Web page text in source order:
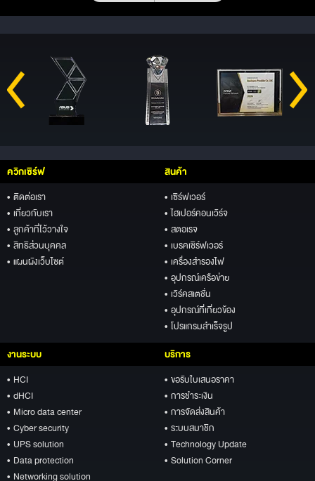
ควิกเซิร์ฟ
• ติดต่อเรา
• เกี่ยวกับเรา
• ลูกค้าที่ไว้วางใจ
• สิทธิส่วนบุคคล
• แผนผังเว็บไซต์
สินค้า
• เซิร์ฟเวอร์
• ไฮเปอร์คอนเวิร์จ
• สตอเรจ
• เบรคเซิร์ฟเวอร์
• เครื่องสำรองไฟ
• อุปกรณ์เครือข่าย
• เวิร์คสเตชั่น
• อุปกรณ์ที่เกี่ยวข้อง
• โปรแกรมสำเร็จรูป
งานระบบ
• HCI
• dHCI
• Micro data center
• Cyber security
• UPS solution
• Data protection
• Networking solution
บริการ
• ขอรับใบเสนอราคา
• การชำระเงิน
• การจัดส่งสินค้า
• ระบบสมาชิก
• Technology Update
• Solution Corner